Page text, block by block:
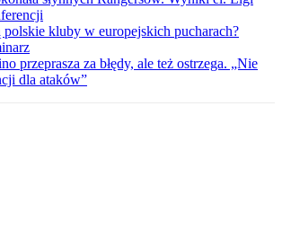
polskie kluby w europejskich pucharach?
przeprasza za błędy, ale też ostrzega. „Nie
dla ataków”